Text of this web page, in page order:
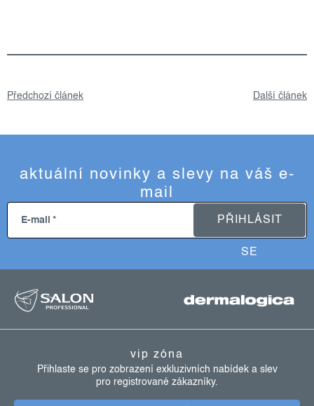
Předchozí článek Další článek
aktuální novinky a slevy na váš e-
mail
E-mail PŘIHLÁSIT
SE
vip zóna
Přihlaste se pro zobrazení exkluzivních nabídek a slev
pro registrované zákazníky.